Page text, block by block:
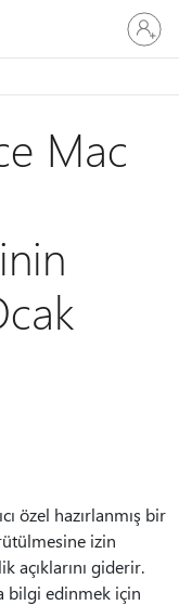
oturum
açın
Mac
özel hazırlanmış bir
izin
açıklarını giderir.
bilgi edinmek için